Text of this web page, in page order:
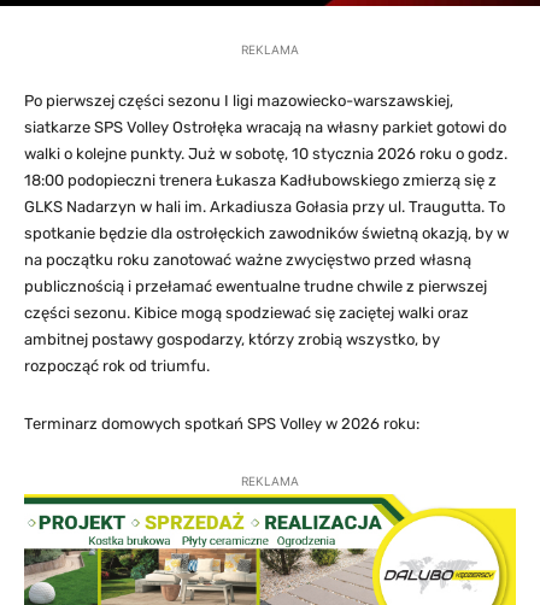
REKLAMA
Po pierwszej części sezonu I ligi mazowiecko-warszawskiej,
siatkarze SPS Volley Ostrołęka wracają na własny parkiet gotowi do
walki o kolejne punkty. Już w sobotę, 10 stycznia 2026 roku o godz.
18:00 podopieczni trenera Łukasza Kadłubowskiego zmierzą się z
GLKS Nadarzyn w hali im. Arkadiusza Gołasia przy ul. Traugutta. To
spotkanie będzie dla ostrołęckich zawodników świetną okazją, by w
na początku roku zanotować ważne zwycięstwo przed własną
publicznością i przełamać ewentualne trudne chwile z pierwszej
części sezonu. Kibice mogą spodziewać się zaciętej walki oraz
ambitnej postawy gospodarzy, którzy zrobią wszystko, by
rozpocząć rok od triumfu.
Terminarz domowych spotkań SPS Volley w 2026 roku:
REKLAMA